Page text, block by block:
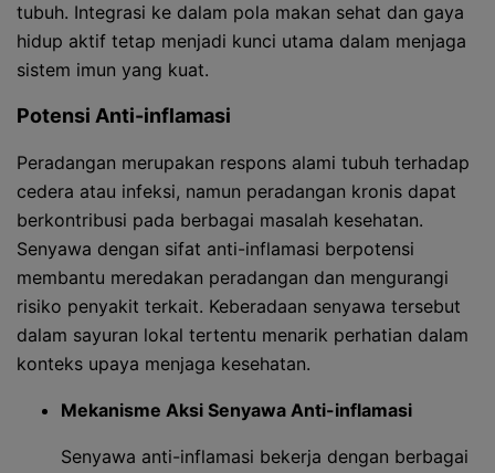
tubuh. Integrasi ke dalam pola makan sehat dan gaya
hidup aktif tetap menjadi kunci utama dalam menjaga
sistem imun yang kuat.
Potensi Anti-inflamasi
Peradangan merupakan respons alami tubuh terhadap
cedera atau infeksi, namun peradangan kronis dapat
berkontribusi pada berbagai masalah kesehatan.
Senyawa dengan sifat anti-inflamasi berpotensi
membantu meredakan peradangan dan mengurangi
risiko penyakit terkait. Keberadaan senyawa tersebut
dalam sayuran lokal tertentu menarik perhatian dalam
konteks upaya menjaga kesehatan.
Mekanisme Aksi Senyawa Anti-inflamasi
Senyawa anti-inflamasi bekerja dengan berbagai